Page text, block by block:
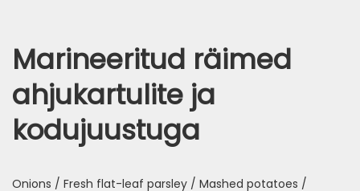
Marineeritud räimed
ahjukartulite ja
kodujuustuga
Onions / Fresh flat-leaf parsley / Mashed potatoes /